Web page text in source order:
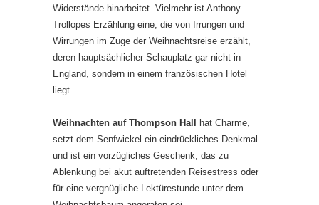
Widerstände hinarbeitet. Vielmehr ist Anthony
Trollopes Erzählung eine, die von Irrungen und
Wirrungen im Zuge der Weihnachtsreise erzählt,
deren hauptsächlicher Schauplatz gar nicht in
England, sondern in einem französischen Hotel
liegt.
Weihnachten auf Thompson Hall hat Charme,
setzt dem Senfwickel ein eindrückliches Denkmal
und ist ein vorzügliches Geschenk, das zu
Ablenkung bei akut auftretenden Reisestress oder
für eine vergnügliche Lektürestunde unter dem